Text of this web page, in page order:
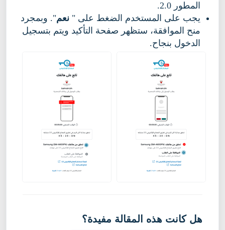
المطور 2.0.
يجب على المستخدم الضغط على " نعم". وبمجرد
منح الموافقة، ستظهر صفحة التأكيد ويتم بتسجيل
الدخول بنجاح.
هل كانت هذه المقالة مفيدة؟